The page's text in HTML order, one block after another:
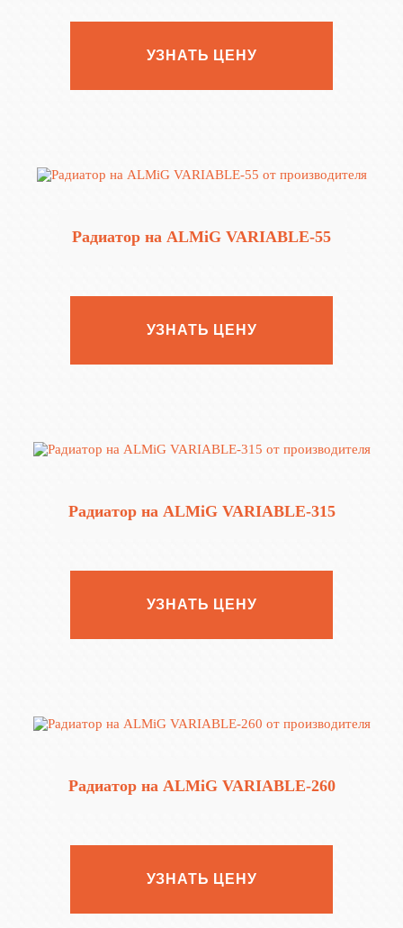
УЗНАТЬ ЦЕНУ
Радиатор на ALMiG VARIABLE‑55
УЗНАТЬ ЦЕНУ
Радиатор на ALMiG VARIABLE‑315
УЗНАТЬ ЦЕНУ
Радиатор на ALMiG VARIABLE‑260
УЗНАТЬ ЦЕНУ